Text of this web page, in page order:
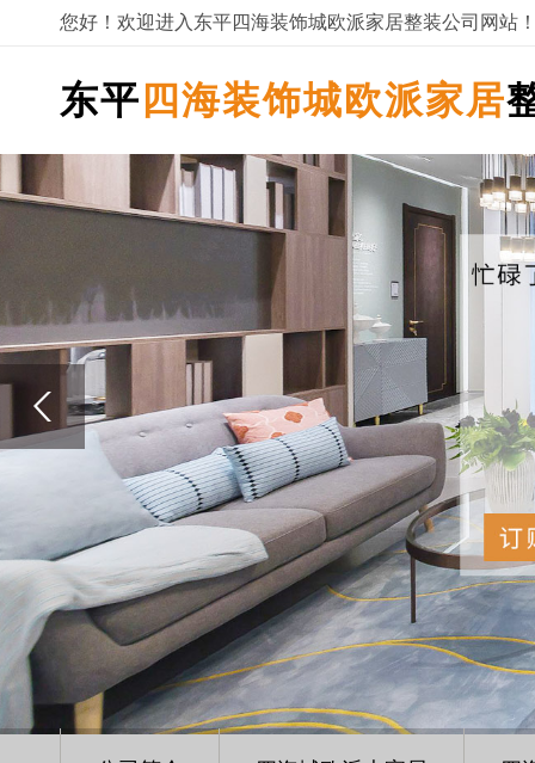
您好！欢迎进入东平四海装饰城欧派家居整装公司网站
东平 四海装饰城欧派家居